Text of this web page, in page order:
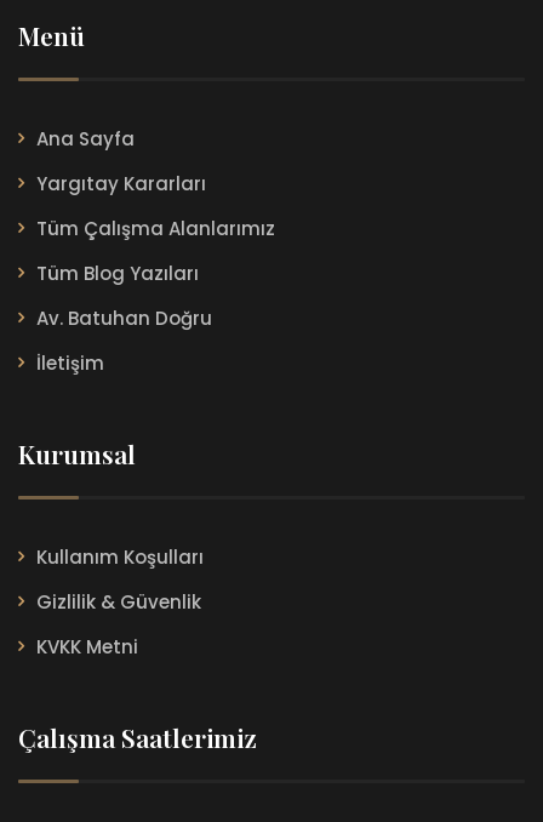
Menü
Ana Sayfa
Yargıtay Kararları
Tüm Çalışma Alanlarımız
Tüm Blog Yazıları
Av. Batuhan Doğru
İletişim
Kurumsal
Kullanım Koşulları
Gizlilik & Güvenlik
KVKK Metni
Çalışma Saatlerimiz